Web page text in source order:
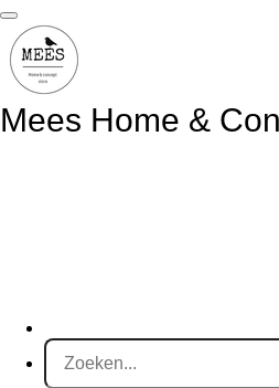
Ga
direct
naar
de
hoofdinhoud
Mees Home &